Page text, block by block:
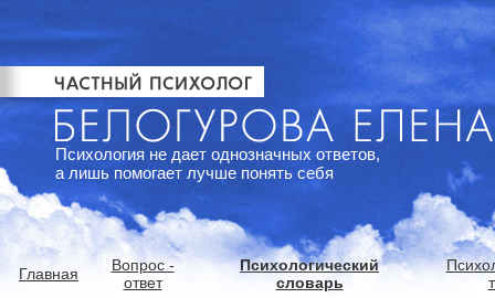
Психология не дает однозначных ответов,
а лишь помогает лучше понять себя
Главная
Вопрос -
ответ
Психологический
словарь